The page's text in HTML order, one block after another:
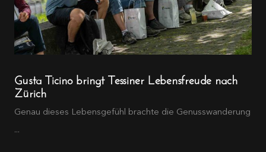
Gusta Ticino bringt Tessiner Lebensfreude nach
Zürich
Genau dieses Lebensgefühl brachte die Genusswanderung
...